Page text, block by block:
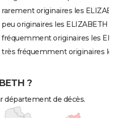
originaires les
originaires les ELIZABETH
originaires les
fréquemment originaires
?
département de décès.